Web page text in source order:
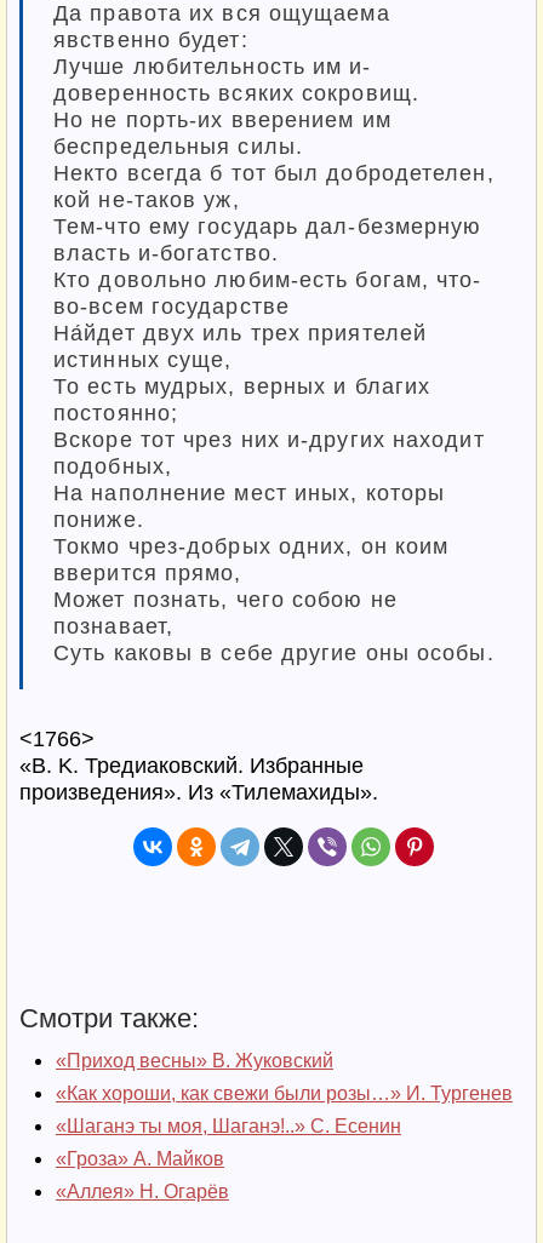
Да правота их вся ощущаема
явственно будет:
Лучше любительность им и-
доверенность всяких сокровищ.
Но не порть-их вверением им
беспредельныя силы.
Некто всегда б тот был добродетелен,
кой не-таков уж,
Тем-что ему государь дал-безмерную
власть и-богатство.
Кто довольно любим-есть богам, что-
во-всем государстве
На́йдет двух иль трех приятелей
истинных суще,
То есть мудрых, верных и благих
постоянно;
Вскоре тот чрез них и-других находит
подобных,
На наполнение мест иных, которы
пониже.
Токмо чрез-добрых одних, он коим
вверится прямо,
Может познать, чего собою не
познавает,
Суть каковы в себе другие оны особы.
<1766>
«B. K. Тредиаковский. Избранные
произведения». Из «Тилемаxиды».
Смотри также:
«Приход весны» В. Жуковский
«Как хороши, как свежи были розы…» И. Тургенев
«Шаганэ ты моя, Шаганэ!..» С. Есенин
«Гроза» А. Майков
«Аллея» Н. Огарёв